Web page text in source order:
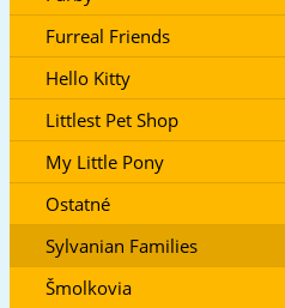
Furreal Friends
Hello Kitty
Littlest Pet Shop
My Little Pony
Ostatné
Sylvanian Families
Šmolkovia